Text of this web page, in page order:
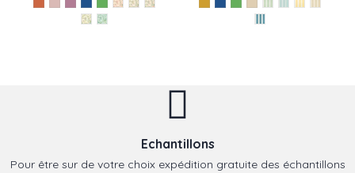
Echantillons
Pour être sur de votre choix expédition gratuite des échantillons